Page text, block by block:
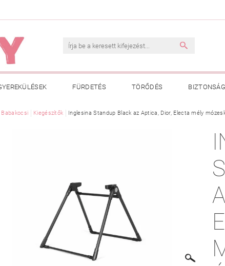
FÜRDETÉS TÖRŐDÉS BIZTONSÁG
VÁSÁRLÁSI FELTÉTELEK ADATKEZELÉSI
Babakocsi Kiegészítők Inglesina Standup Black az Aptica, Dior, Electa mély